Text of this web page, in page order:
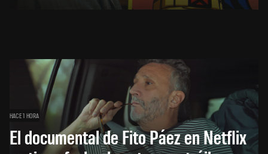
HACE 1 HORA
El documental de Fito Páez en Netflix